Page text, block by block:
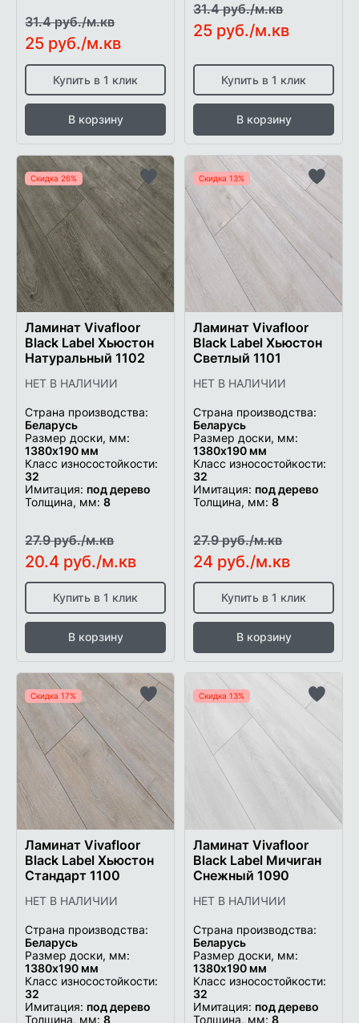
31.4 руб./м.кв
25 руб./м.кв
Купить в 1 клик
В корзину
31.4 руб./м.кв
25 руб./м.кв
Купить в 1 клик
В корзину
Скидка 26%
Добавить
в
список
желаемого
Ламинат Vivafloor
Black Label Хьюстон
Натуральный 1102
НЕТ В НАЛИЧИИ
Страна производства:
Беларусь
Размер доски, мм:
1380х190 мм
Класс износостойкости:
32
Имитация: под дерево
Толщина, мм:8
27.9 руб./м.кв
20.4 руб./м.кв
Купить в 1 клик
В корзину
Скидка 13%
в
список
Ламинат Vivafloor
Black Label Хьюстон
Светлый 1101
НЕТ В НАЛИЧИИ
Страна производства:
Беларусь
Размер доски, мм:
1380х190 мм
Класс износостойкости:
32
Имитация: под дерево
Толщина, мм:8
27.9 руб./м.кв
24 руб./м.кв
Купить в 1 клик
В корзину
Скидка 17%
Добавить
в
список
желаемого
Ламинат Vivafloor
Black Label Хьюстон
Стандарт 1100
НЕТ В НАЛИЧИИ
Страна производства:
Беларусь
Размер доски, мм:
1380х190 мм
Класс износостойкости:
32
Имитация: под дерево
Толщина, мм:8
Скидка 13%
в
список
Ламинат Vivafloor
Black Label Мичиган
Снежный 1090
НЕТ В НАЛИЧИИ
Страна производства:
Беларусь
Размер доски, мм:
1380х190 мм
Класс износостойкости:
32
Имитация: под дерево
Толщина, мм:8